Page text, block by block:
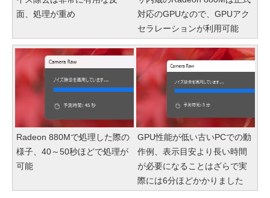
面、処理が重め
対応のGPUなので、GPUアク
セラレーションが利用可能
Radeon 880Mで処理した際の
様子、40～50秒ほどで処理が
可能
GPU性能が低い古いPCでの動
作例、表示目安より長い時間
が必要になることはざらで実
際には6分ほどかかりました